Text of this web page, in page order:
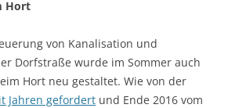
Hort
von Kanalisation und
Dorfstraße wurde im Sommer auch
Hort neu gestaltet. Wie von der
Jahren gefordert und Ende 2016 vom